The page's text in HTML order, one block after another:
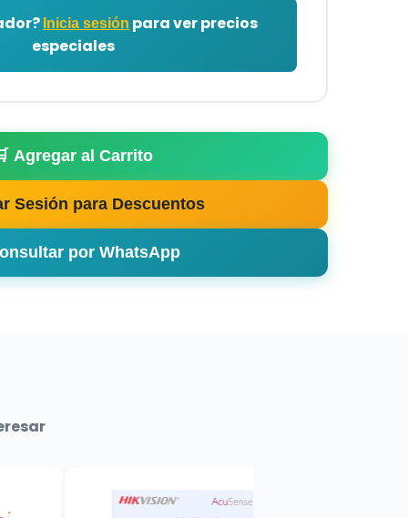
Inicia sesión para ver precios
especiales
Agregar al Carrito
Sesión para Descuentos
por WhatsApp